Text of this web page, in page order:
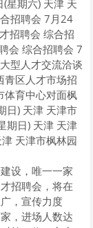
星期六) 天津 天
招聘会 7月24
招聘会 综合招
会 综合招聘会 7
型人才交流洽谈
青区人才市场招
体育中心对面枫
日) 天津 天津市
期日) 天津 天津
天津市枫林园
设，唯一一家
招聘会，将在
，宣传力度
，进场人数达